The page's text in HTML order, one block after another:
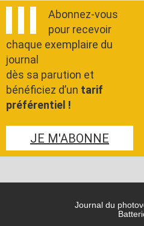
Abonnez-vous
pour recevoir
chaque exemplaire du
journal
dès sa parution et
bénéficiez d’un tarif
préférentiel !
JE M'ABONNE
Journal du